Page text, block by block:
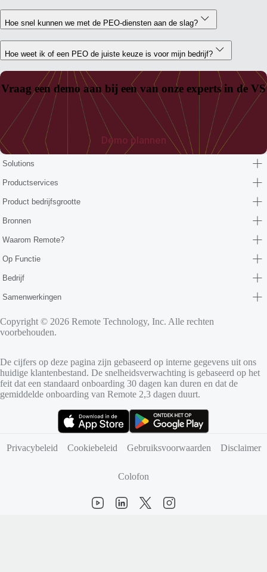
Hoe snel kunnen we met de PEO-diensten aan de slag?
Hoe weet ik of een PEO de juiste keuze is voor mijn bedrijf?
Vraag een demo aan bij een van onze experts in de VS
Demo plannen
Solutions
Productservices
Product bedrijfsgrootte
Bronnen
Waarom Remote?
Op Functie
Bedrijf
Samenwerkingen
Copyright © 2026 Remote Technology, Inc. Alle rechten
voorbehouden.
De cijfers op deze pagina zijn gebaseerd op interne gegevens uit ons
huidige klantenbestand. De snelheidsverwachting is gebaseerd op het
feit dat een standaard onboarding 30 dagen kan duren en dat de
gemiddelde onboarding van Remote 2,3 dagen duurt.
Privacybeleid
Cookiebeleid Gebruiksvoorwaarden Disclaimer
Colofon